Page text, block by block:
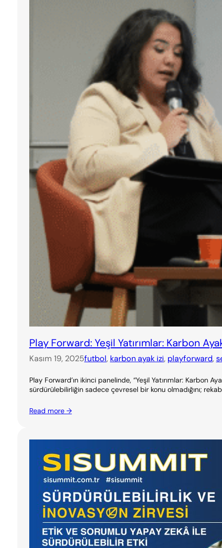
Play Forward: Yeşil Yatırımlar: Karbon
Kasım 19, 2025futbol, karbon ayak izi, playforward,
Play Forward’ın ikinci panelinde, “Yeşil Yatırımlar:
sürdürülebilirliğin sadece çevresel bir konu olmadığını;
Read more →